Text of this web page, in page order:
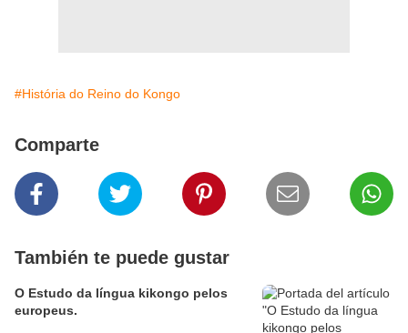
#História do Reino do Kongo
Comparte
También te puede gustar
O Estudo da língua kikongo pelos
europeus.